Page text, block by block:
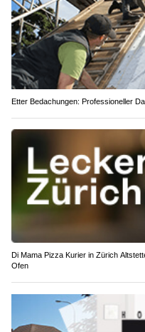
Etter Bedachungen: Professioneller
Di Mama Pizza Kurier in Zürich
Ofen